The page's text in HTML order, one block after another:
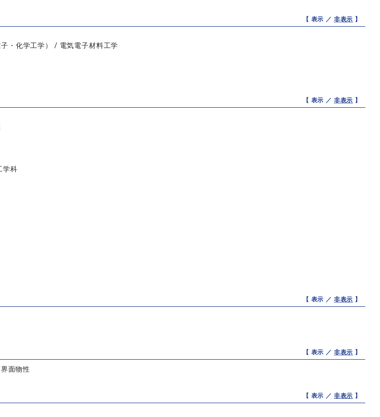
【 表示 ／ 非表示 】
・化学工学） / 電気電子材料工学
【 表示 ／ 非表示 】
学科
【 表示 ／ 非表示 】
【 表示 ／ 非表示 】
面物性
【 表示 ／ 非表示 】